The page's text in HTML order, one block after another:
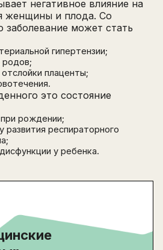
негативное влияние на
женщины и плода. Со
заболевание может стать
гипертензии;
плаценты;
это состояние
рождении;
развития респираторного
у ребенка.